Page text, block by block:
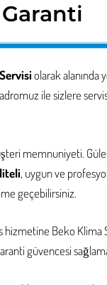
olarak alanında
ile sizlere
memnuniyeti.
, uygun ve
geçebilirsiniz.
hizmetine Beko Klima
güvencesi